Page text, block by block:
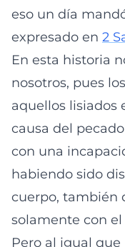
eso un día
expresado en 2
En esta historia
nosotros, pues
aquellos lisiados
causa del
con una
habiendo sido
cuerpo, también
solamente con
Pero al igual